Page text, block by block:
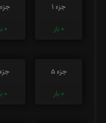
جزء 1
0 بار
جزء 2
0
جزء 5
0 بار
جزء 6
0